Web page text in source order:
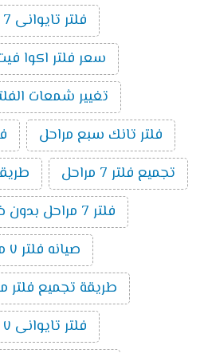
فلتر تايوانى 7 مراحل
سعر فلتر اكوا فيت ٧
تغيير شمعات الفلتر 7
فلتر تانك سبع مراحل
تجميع فلتر 7 مراحل
طريقة
فلتر 7 مراحل بدون خزان وموتور
صيانه فلتر ٧ مراحل
طريقة تجميع فلتر مياه 7
فلتر تايوانى ٧ مراحل